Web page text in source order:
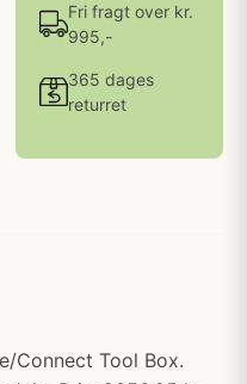
Fri fragt over kr.
995,-
365 dages
returret
Connect Tool Box.